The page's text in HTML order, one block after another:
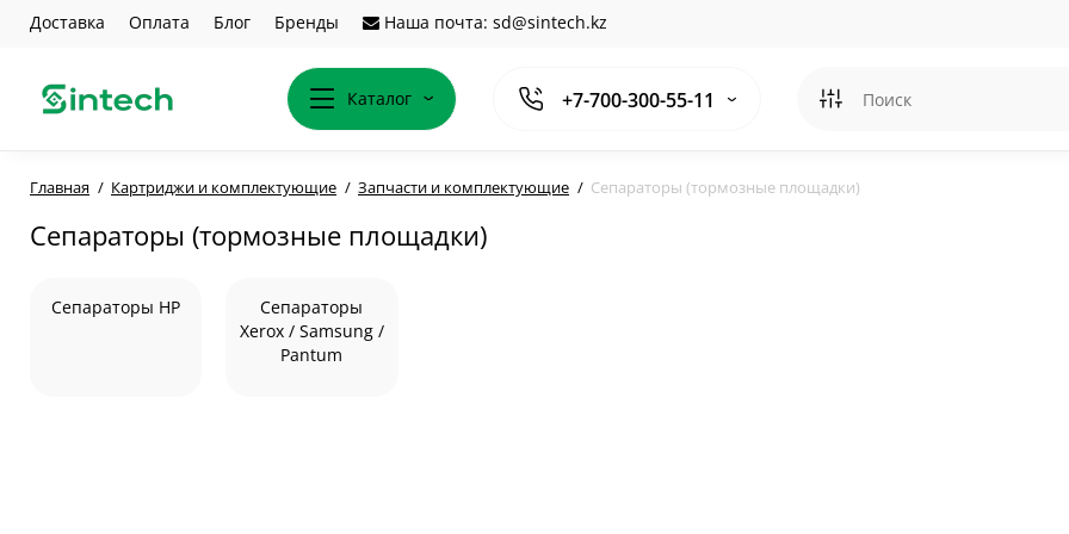
Доставка Оплата Блог Бренды Наша почта: sd@sintech.kz
Каталог +7-700-300-55-11
Главная Картриджи и комплектующие Запчасти и комплектующие Сепараторы (тормозные площадки)
Сепараторы (тормозные площадки)
Сепараторы HP
Сепараторы
Xerox / Samsung /
Pantum